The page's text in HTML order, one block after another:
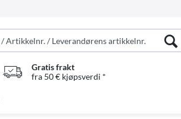
Gratis frakt
fra 50 € kjøpsverdi *